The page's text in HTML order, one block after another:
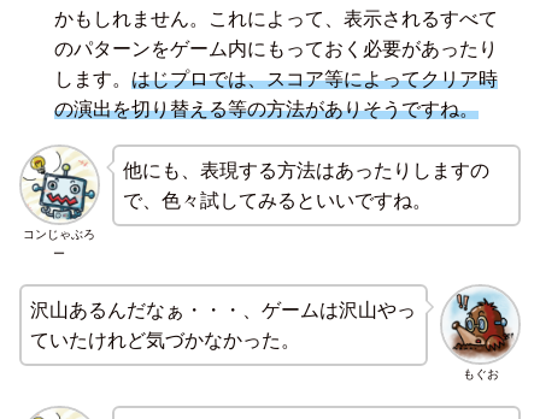
かもしれません。これによって、表示されるすべて
のパターンをゲーム内にもっておく必要があったり
します。はじプロでは、スコア等によってクリア時
の演出を切り替える等の方法がありそうですね。
コンじゃぶろ
ー
他にも、表現する方法はあったりしますの
で、色々試してみるといいですね。
もぐお
沢山あるんだなぁ・・・、ゲームは沢山やっ
ていたけれど気づかなかった。